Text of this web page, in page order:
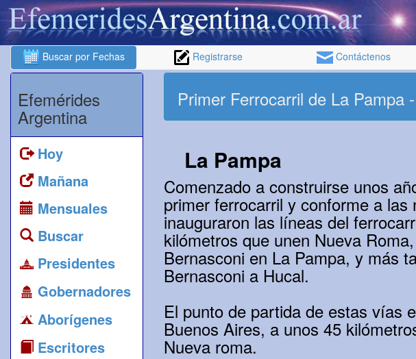
Buscar por Fechas Registrarse Contáctenos
Efemérides
Argentina
Hoy
Mañana
Mensuales
Buscar
Presidentes
Gobernadores
Aborígenes
Escritores
Primer Ferrocarril de La Pampa
La Pampa
Comenzado a construirse unos
primer ferrocarril y conforme a
inauguraron las líneas del
kilómetros que unen Nueva
Bernasconi en La Pampa, y más
Bernasconi a Hucal.
El punto de partida de estas vías
Buenos Aires, a unos 45
Nueva roma.